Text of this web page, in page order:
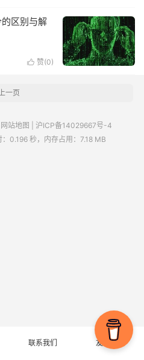
区别与解
 赞(0)
一页
网站地图
沪ICP备14029667号-4
0.196 秒，内存占用：7.18 MB
联系我们 友情链接